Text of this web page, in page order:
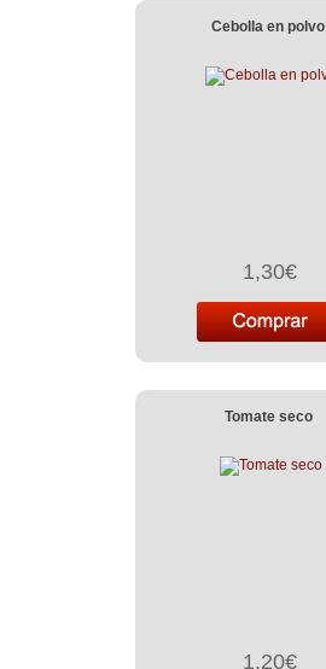
Cebolla en polvo
1,30€
Tomate seco
1,20€